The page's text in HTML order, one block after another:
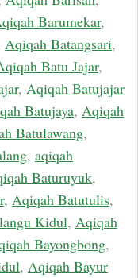
Barumekar,
Aqiqah Batangsari,
Batu Jajar,
, Aqiqah Batujajar
Batujaya, Aqiqah
Batulawang,
, aqiqah
Baturuyuk,
, Aqiqah Batutulis,
Kidul, Aqiqah
Bayongbong,
, Aqiqah Bayur